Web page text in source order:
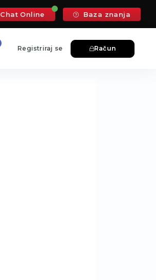
Chat Online Baza znanja
Registriraj se Račun